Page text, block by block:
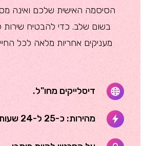
הסיסמה האישית שלכם ואינה
בשום שלב. כדי להבטיח שירות
מעניקים אחריות מלאה לכל
דיסלייקים מחו"ל.
מהירות: כ-25 ל-24 שעות.